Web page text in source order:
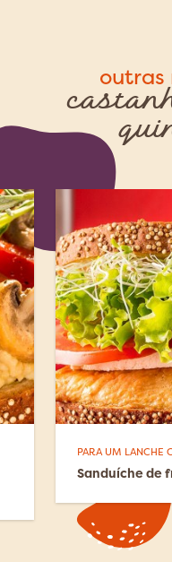
outras
PARA UM LANCHE
Sanduíche de